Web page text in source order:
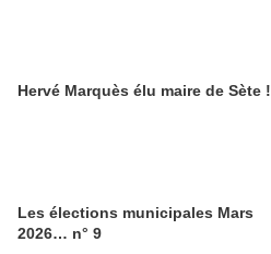
Hervé Marquès élu maire de Sète !
Les élections municipales Mars
2026… n° 9